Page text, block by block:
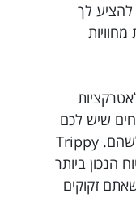
לך
שיש לכם
ביטוח ושאתם מוגנים במקרים כלשהם. Trippy
הנכון ביותר
זקוקים